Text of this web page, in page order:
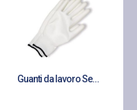
Guanti da lavoro Senso Grip rivestiti in poliuretano